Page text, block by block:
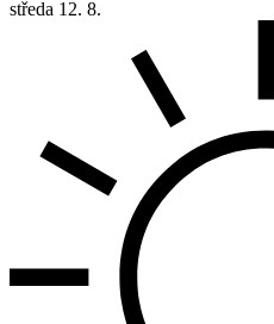
středa 12. 8.